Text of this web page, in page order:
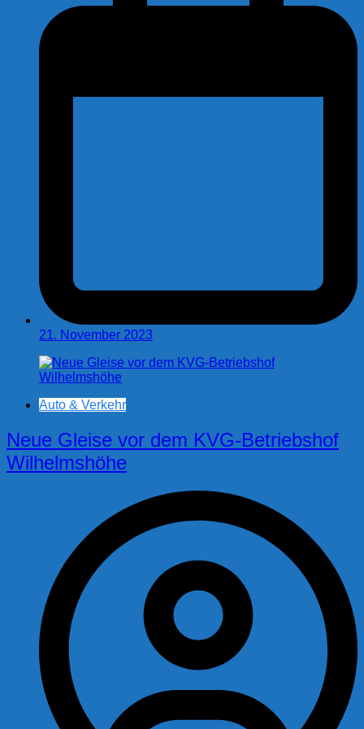
21. November 2023
Auto & Verkehr
Neue Gleise vor dem KVG-Betriebshof
Wilhelmshöhe